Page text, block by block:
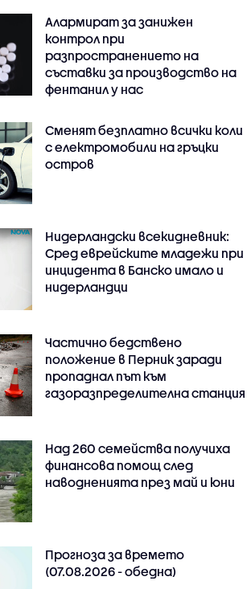
Алармират за занижен
контрол при
разпространението на
съставки за производство на
фентанил у нас
Сменят безплатно всички коли
с електромобили на гръцки
остров
Нидерландски всекидневник:
Сред еврейските младежи при
инцидента в Банско имало и
нидерландци
Частично бедствено
положение в Перник заради
пропаднал път към
газоразпределителна станция
Над 260 семейства получиха
финансова помощ след
наводненията през май и юни
Прогноза за времето
(07.08.2026 - обедна)